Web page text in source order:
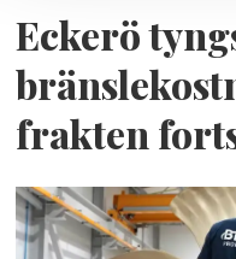
Eckerö
frakten